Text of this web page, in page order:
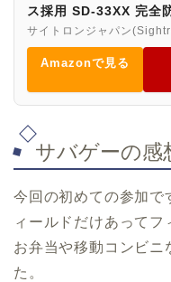
ス採用 SD-33XX 完全
サイトロンジャパン
Amazonで見る
サバゲーの感
今回の初めての参加で
ィールドだけあってフ
お弁当や移動コンビニ
た。